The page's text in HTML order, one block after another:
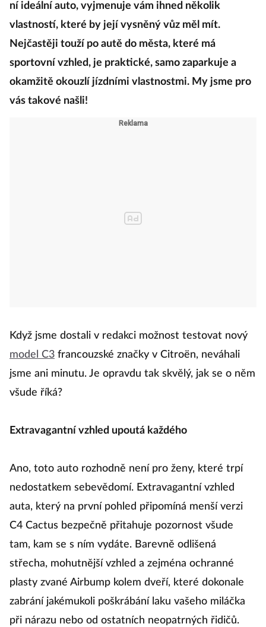
ní ideální auto, vyjmenuje vám ihned několik
vlastností, které by její vysněný vůz měl mít.
Nejčastěji touží po autě do města, které má
sportovní vzhled, je praktické, samo zaparkuje a
okamžitě okouzlí jízdními vlastnostmi. My jsme pro
vás takové našli!
Když jsme dostali v redakci možnost testovat nový
model C3 francouzské značky v Citroën, neváhali
jsme ani minutu. Je opravdu tak skvělý, jak se o něm
všude říká?
Extravagantní vzhled upoutá každého
Ano, toto auto rozhodně není pro ženy, které trpí
nedostatkem sebevědomí. Extravagantní vzhled
auta, který na první pohled připomíná menší verzi
C4 Cactus bezpečně přitahuje pozornost všude
tam, kam se s ním vydáte. Barevně odlišená
střecha, mohutnější vzhled a zejména ochranné
plasty zvané Airbump kolem dveří, které dokonale
zabrání jakémukoli poškrábání laku vašeho miláčka
při nárazu nebo od ostatních neopatrných řidičů.